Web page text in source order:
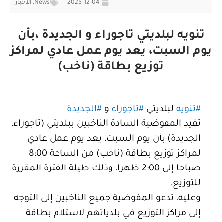
2025-12-04
News
, الأخبار
تنويه لبلديتي تاجوراء و الجديدة ،بأن
يوم السبت، يعد يوم عمل عادي لمراكز
توزيع بطاقة (ناخب)
#تنويه لبلديتي #تاجوراء و #الجديدة
تفيد المفوضية السادة الناخبين ببلديتي (تاجوراء،
الجديدة) بأن يوم السبت، يعد يوم عمل عادي
لمراكز توزيع بطاقة (ناخب) من الساعة 8:00
صباحا إلى 2:00 ظهرا، وذلك طيلة الفترة المقررة
للتوزيع.
وعليه، تدعو المفوضية جميع الناخبين إلى التوجه
إلى مراكز التوزيع في بلدياتهم لاستلام بطاقة